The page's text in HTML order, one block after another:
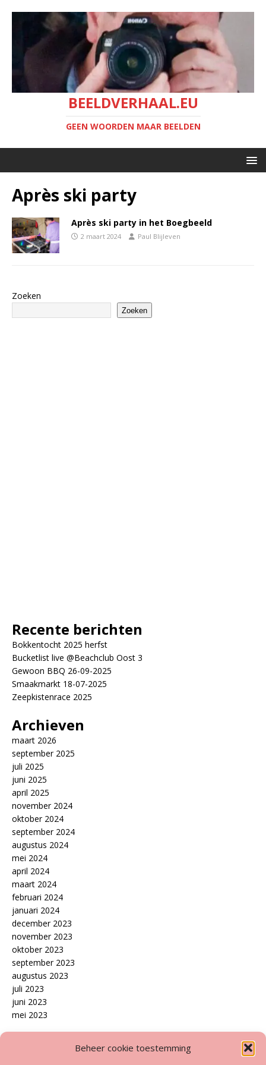
Beheer cookie toestemming
BEELDVERHAAL.EU
GEEN WOORDEN MAAR BEELDEN
Après ski party
Après ski party in het Boegbeeld
2 maart 2024 Paul Blijleven
Zoeken
Zoeken
Recente berichten
Bokkentocht 2025 herfst
Bucketlist live @Beachclub Oost 3
Gewoon BBQ 26-09-2025
Smaakmarkt 18-07-2025
Zeepkistenrace 2025
Archieven
maart 2026
september 2025
juli 2025
juni 2025
april 2025
november 2024
oktober 2024
september 2024
augustus 2024
mei 2024
april 2024
maart 2024
februari 2024
januari 2024
december 2023
november 2023
oktober 2023
september 2023
augustus 2023
juli 2023
juni 2023
mei 2023
Disclaimer